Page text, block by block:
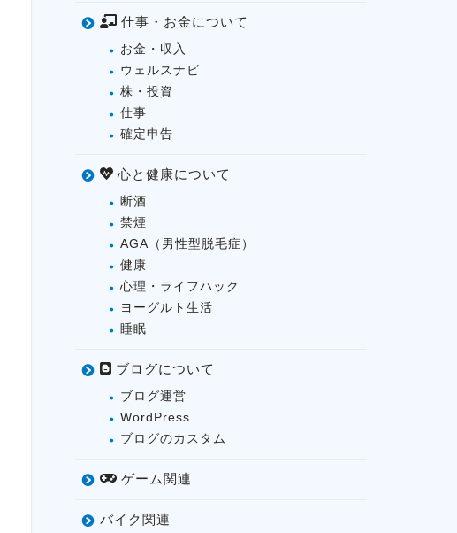
仕事・お金について
お金・収入
ウェルスナビ
株・投資
仕事
確定申告
心と健康について
断酒
禁煙
AGA（男性型脱毛症）
健康
心理・ライフハック
ヨーグルト生活
睡眠
ブログについて
ブログ運営
WordPress
ブログのカスタム
ゲーム関連
バイク関連